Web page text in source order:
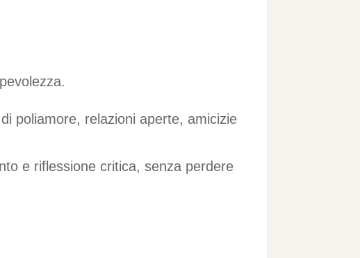
poliamore, relazioni aperte, amicizie
e riflessione critica, senza perdere